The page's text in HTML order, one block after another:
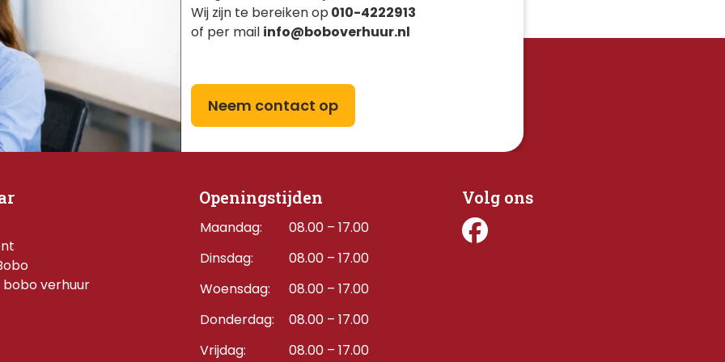
Wij zijn te bereiken op 010-4222913
of per mail info@boboverhuur.nl
Neem contact op
verhuur
Openingstijden
Maandag:
08.00 – 17.00
Dinsdag:
08.00 – 17.00
Woensdag:
08.00 – 17.00
Donderdag: 08.00 – 17.00
Vrijdag:
08.00 – 17.00
Volg ons